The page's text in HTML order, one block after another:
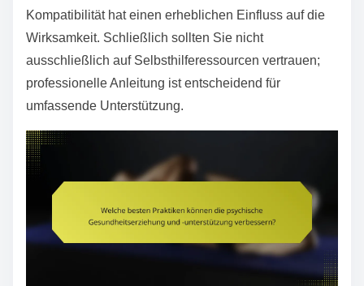
Kompatibilität hat einen erheblichen Einfluss auf die
Wirksamkeit. Schließlich sollten Sie nicht
ausschließlich auf Selbsthilferessourcen vertrauen;
professionelle Anleitung ist entscheidend für
umfassende Unterstützung.